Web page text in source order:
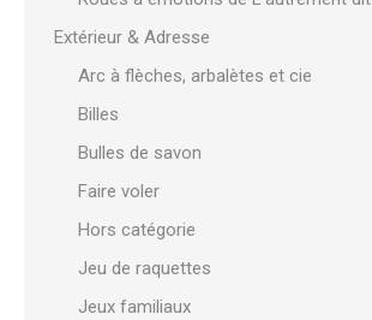
Extérieur & Adresse
Arc à flèches, arbalètes et cie
Billes
Bulles de savon
Faire voler
Hors catégorie
Jeu de raquettes
Jeux familiaux